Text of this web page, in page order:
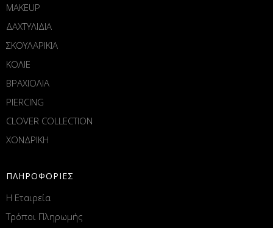
MAKEUP
ΔΑΧΤΥΛΙΔΙΑ
ΣΚΟΥΛΑΡΙΚΙΑ
ΚΟΛΙΕ
ΒΡΑΧΙΟΛΙΑ
PIERCING
CLOVER COLLECTION
ΧΟΝΔΡΙΚΗ
ΠΛΗΡΟΦΟΡΙΕΣ
Η Εταιρεία
Τρόποι Πληρωμής